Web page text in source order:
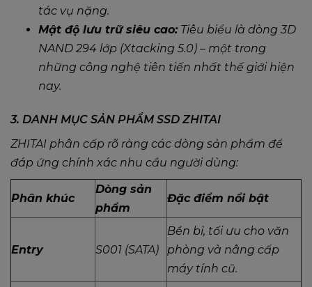
tác vụ nặng.
Mật độ lưu trữ siêu cao: Tiêu biểu là dòng 3D
NAND 294 lớp (Xtacking 5.0) – một trong
những công nghệ tiên tiến nhất thế giới hiện
nay.
3. DANH MỤC SẢN PHẨM SSD ZHITAI
ZHITAI phân cấp rõ ràng các dòng sản phẩm để
đáp ứng chính xác nhu cầu người dùng:
Phân khúc
Dòng sản
phẩm
Đặc điểm nổi bật
Entry S001 (SATA)
Bền bỉ, tối ưu cho văn
phòng và nâng cấp
máy tính cũ.